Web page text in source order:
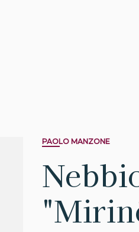
PAOLO MANZONE